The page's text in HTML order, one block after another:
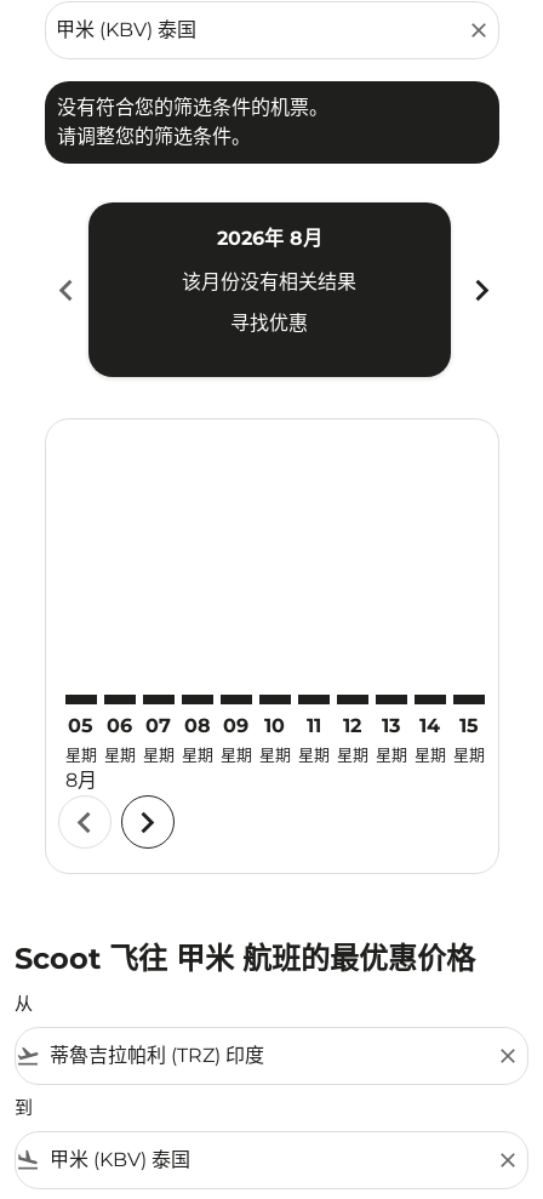
close
没有符合您的筛选条件的机票。
请调整您的筛选条件。
chevron_left
2026年 8月
该月份没有相关结果
寻找优惠
chevron_right
05
星期
8月
06
星期
07
星期
08
星期
09
星期
10
星期
11
星期
12
星期
13
星期
14
星期
15
星期
chevron_left chevron_right
Scoot 飞往 甲米 航班的最优惠价格
从
flight_takeoff close
到
flight_land close